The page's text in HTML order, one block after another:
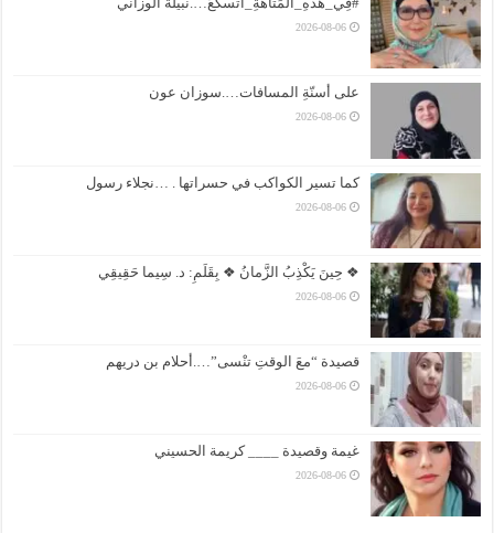
2026-08-06
على أسنّةِ المسافات….سوزان عون
2026-08-06
كما تسير الكواكب في حسراتها . …نجلاء رسول
2026-08-06
❖ حِينَ يَكْذِبُ الزَّمانُ ❖ بِقَلَمِ: د. سِيما حَقِيقِي
2026-08-06
قصيدة “معَ الوقتِ تنْسى”….أحلام بن دريهم
2026-08-06
غيمة وقصيدة ____ كريمة الحسيني
2026-08-06